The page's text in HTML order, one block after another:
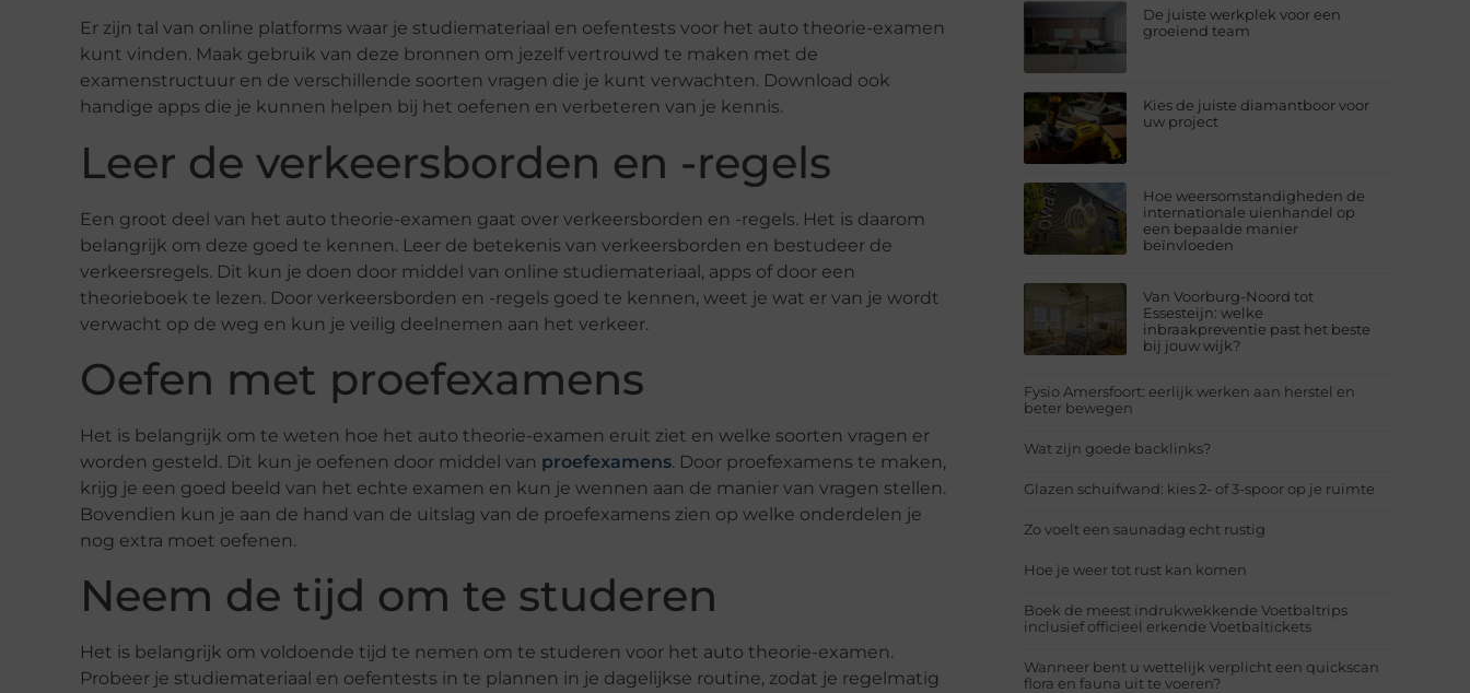
Er zijn tal van online platforms waar je studiemateriaal en oefentests voor het auto theorie-examen
kunt vinden. Maak gebruik van deze bronnen om jezelf vertrouwd te maken met de
examenstructuur en de verschillende soorten vragen die je kunt verwachten. Download ook
handige apps die je kunnen helpen bij het oefenen en verbeteren van je kennis.
Leer de verkeersborden en -regels
Een groot deel van het auto theorie-examen gaat over verkeersborden en -regels. Het is daarom
belangrijk om deze goed te kennen. Leer de betekenis van verkeersborden en bestudeer de
verkeersregels. Dit kun je doen door middel van online studiemateriaal, apps of door een
theorieboek te lezen. Door verkeersborden en -regels goed te kennen, weet je wat er van je wordt
verwacht op de weg en kun je veilig deelnemen aan het verkeer.
Oefen met proefexamens
Het is belangrijk om te weten hoe het auto theorie-examen eruit ziet en welke soorten vragen er
worden gesteld. Dit kun je oefenen door middel van proefexamens. Door proefexamens te maken,
krijg je een goed beeld van het echte examen en kun je wennen aan de manier van vragen stellen.
Bovendien kun je aan de hand van de uitslag van de proefexamens zien op welke onderdelen je
nog extra moet oefenen.
Neem de tijd om te studeren
Het is belangrijk om voldoende tijd te nemen om te studeren voor het auto theorie-examen.
Probeer je studiemateriaal en oefentests in te plannen in je dagelijkse routine, zodat je regelmatig
De juiste werkplek voor een
groeiend team
Kies de juiste diamantboor voor
uw project
Hoe weersomstandigheden de
internationale uienhandel op
een bepaalde manier
beïnvloeden
Van Voorburg-Noord tot
Essesteijn: welke
inbraakpreventie past het beste
bij jouw wijk?
Fysio Amersfoort: eerlijk werken aan herstel en
beter bewegen
Wat zijn goede backlinks?
Glazen schuifwand: kies 2- of 3-spoor op je ruimte
Zo voelt een saunadag echt rustig
Hoe je weer tot rust kan komen
Boek de meest indrukwekkende Voetbaltrips
inclusief officieel erkende Voetbaltickets
Wanneer bent u wettelijk verplicht een quickscan
flora en fauna uit te voeren?